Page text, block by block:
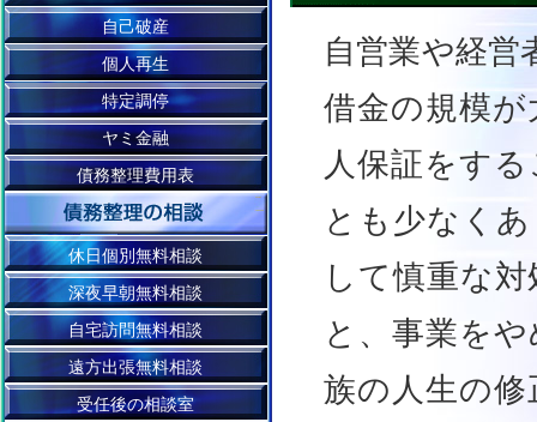
自営業や経営
借金の規模
人保証をす
とも少なく
して慎重な
と、事業を
族の人生の
自己破産
個人再生
特定調停
ヤミ金融
債務整理費用表
休日個別無料相談
深夜早朝無料相談
自宅訪問無料相談
遠方出張無料相談
受任後の相談室